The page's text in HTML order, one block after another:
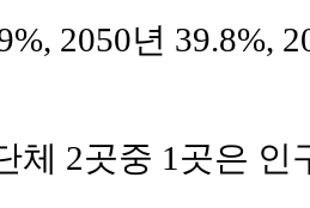
2050년 39.8%,
체 2곳중 1곳은